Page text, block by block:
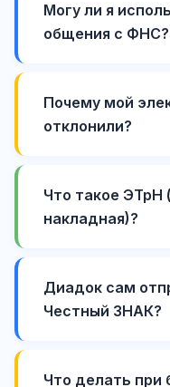
Могу ли я
общения с ФНС?
Почему мой
отклонили?
Что такое ЭТрН
накладная)?
Диадок сам
Честный ЗНАК?
Что делать при